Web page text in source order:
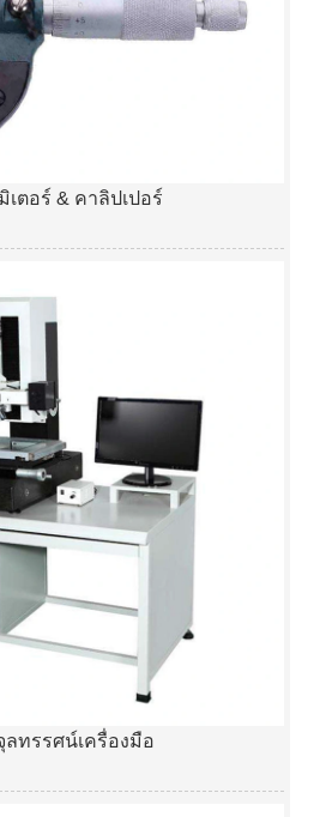
เตอร์ & คาลิปเปอร์
ลทรรศน์เครื่องมือ